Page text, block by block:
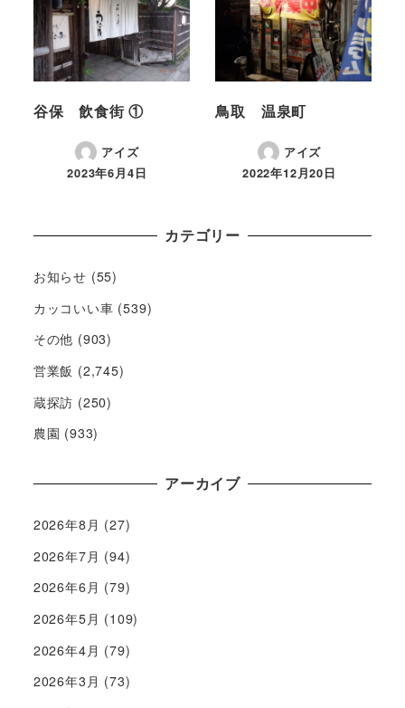
谷保 飲食街 ①
アイズ
2023年6月4日
鳥取 温泉町
アイズ
2022年12月20日
カテゴリー
お知らせ (55)
カッコいい車 (539)
その他 (903)
営業飯 (2,745)
蔵探訪 (250)
農園 (933)
アーカイブ
2026年8月 (27)
2026年7月 (94)
2026年6月 (79)
2026年5月 (109)
2026年4月 (79)
2026年3月 (73)